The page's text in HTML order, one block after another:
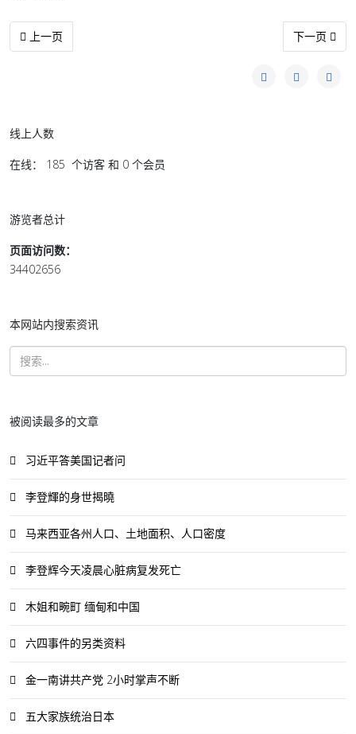
上一篇文章: 丝丝针线情
上一页 下一篇文章:
下一页
线上人数
在线： 185 个访客 和 0 个会员
游览者总计
页面访问数：
34402656
本网站内搜索资讯
被阅读最多的文章
习近平答美国记者问
李登輝的身世揭曉
马来西亚各州人口、土地面积、人口密度
李登辉今天凌晨心脏病复发死亡
木姐和畹町 缅甸和中国
六四事件的另类资料
金一南讲共产党 2小时掌声不断
五大家族统治日本